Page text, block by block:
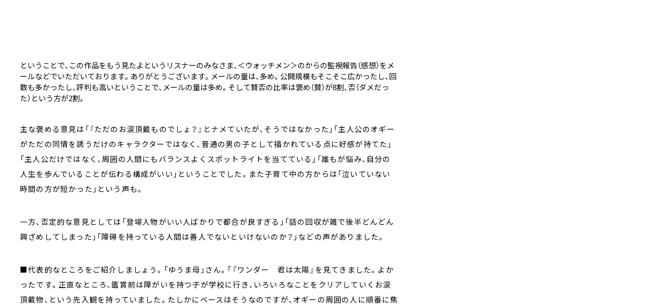
ということで、この作品をもう見たよというリスナーのみなさま、＜ウォッチメン＞のからの監視報告（感想）をメ
ールなどでいただいております。ありがとうございます。メールの量は、多め。公開規模もそこそこ広かったし、回
数も多かったし、評判も高いということで、メールの量は多め。そして賛否の比率は褒め（賛）が8割、否（ダメだっ
た）という方が2割。
主な褒める意見は「『ただのお涙頂戴ものでしょ？』とナメていたが、そうではなかった」「主人公のオギー
がただの同情を誘うだけのキャラクターではなく、普通の男の子として描かれている点に好感が持てた」
「主人公だけではなく、周囲の人間にもバランスよくスポットライトを当てている」「誰もが悩み、自分の
人生を歩んでいることが伝わる構成がいい」ということでした。また子育て中の方からは「泣いていない
時間の方が短かった」という声も。
一方、否定的な意見としては「登場人物がいい人ばかりで都合が良すぎる」「話の回収が雑で後半どんどん
興ざめしてしまった」「障碍を持っている人間は善人でないといけないのか？」などの声がありました。
■代表的なところをご紹介しましょう。「ゆうま母」さん。「『ワンダー 君は太陽』を見てきました。よか
ったです。正直なところ、鑑賞前は障がいを持つ子が学校に行き、いろいろなことをクリアしていくお涙
頂戴物、という先入観を持っていました。たしかにベースはそうなのですが、オギーの周囲の人に順番に焦